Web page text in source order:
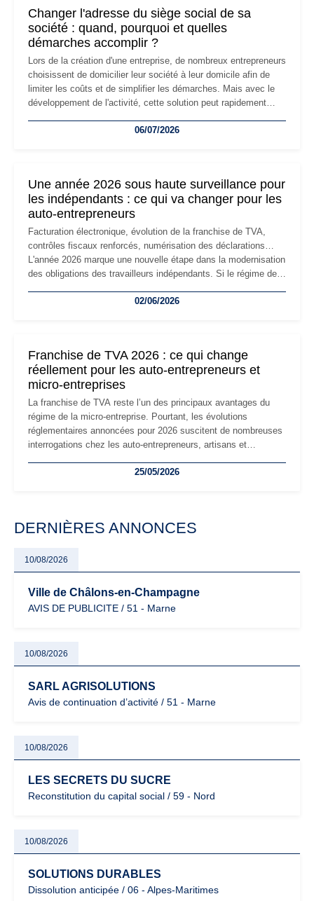
Changer l'adresse du siège social de sa
société : quand, pourquoi et quelles
démarches accomplir ?
Lors de la création d'une entreprise, de nombreux entrepreneurs
choisissent de domicilier leur société à leur domicile afin de
limiter les coûts et de simplifier les démarches. Mais avec le
développement de l'activité, cette solution peut rapidement
professionnels, recrutement, image de marque… Le
06/07/2026
Une année 2026 sous haute surveillance pour
les indépendants : ce qui va changer pour les
auto-entrepreneurs
Facturation électronique, évolution de la franchise de TVA,
contrôles fiscaux renforcés, numérisation des déclarations…
L'année 2026 marque une nouvelle étape dans la modernisation
des obligations des travailleurs indépendants. Si le régime de
les auto-entrepreneurs devront s'adapter à un environnement
02/06/2026
Franchise de TVA 2026 : ce qui change
réellement pour les auto-entrepreneurs et
micro-entreprises
La franchise de TVA reste l’un des principaux avantages du
régime de la micro-entreprise. Pourtant, les évolutions
réglementaires annoncées pour 2026 suscitent de nombreuses
interrogations chez les auto-entrepreneurs, artisans et
facturation ou risque de bascule vers la TVA : les règles
25/05/2026
DERNIÈRES ANNONCES
10/08/2026
Ville de Châlons-en-Champagne
AVIS DE PUBLICITE / 51 - Marne
10/08/2026
SARL AGRISOLUTIONS
Avis de continuation d’activité / 51 - Marne
10/08/2026
LES SECRETS DU SUCRE
Reconstitution du capital social / 59 - Nord
10/08/2026
SOLUTIONS DURABLES
Dissolution anticipée / 06 - Alpes-Maritimes